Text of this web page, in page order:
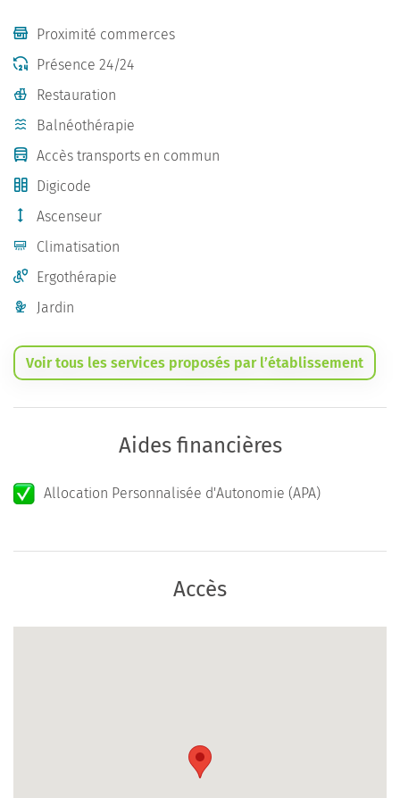
Proximité commerces
Présence 24/24
Restauration
Balnéothérapie
Accès transports en commun
Digicode
Ascenseur
Climatisation
Ergothérapie
Jardin
Voir tous les services proposés par l’établissement
Aides financières
Allocation Personnalisée d'Autonomie (APA)
Accès